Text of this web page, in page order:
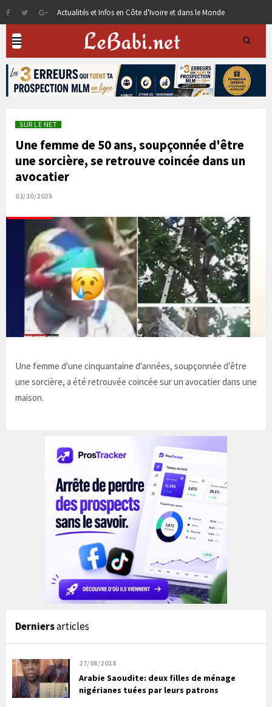
Actualités et Infos en Côte d'Ivoire et dans le Monde
SUR LE NET
Une femme de 50 ans, soupçonnée d'être
une sorcière, se retrouve coincée dans un
avocatier
02/10/2025
Une femme d'une cinquantaine d'années, soupçonnée d'être
une sorcière, a été retrouvée coincée sur un avocatier dans une
maison.
Derniersarticles
27/08/2018
Arabie Saoudite: deux filles de ménage
nigérianes tuées par leurs patrons